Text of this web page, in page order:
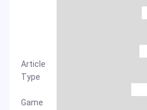
Article
Type
Game